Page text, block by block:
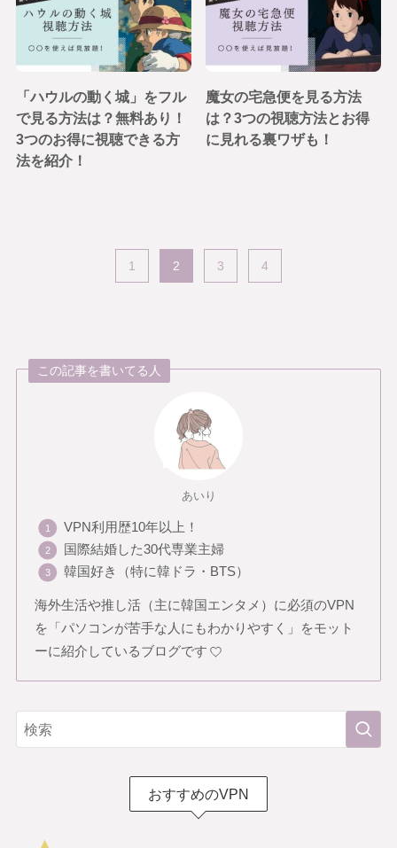
「ハウルの動く城」をフル
で見る方法は？無料あり！
3つのお得に視聴できる方
法を紹介！
魔女の宅急便を見る方法
は？3つの視聴方法とお得
に見れる裏ワザも！
1 2 3 4
この記事を書いてる人
あいり
VPN利用歴10年以上！
国際結婚した30代専業主婦
韓国好き（特に韓ドラ・BTS）
海外生活や推し活（主に韓国エンタメ）に必須のVPN
を「パソコンが苦手な人にもわかりやすく」をモット
ーに紹介しているブログです
おすすめのVPN